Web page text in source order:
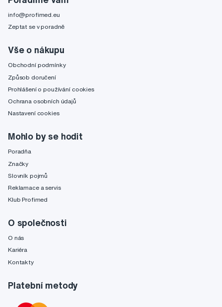
info@profimed.eu
Zeptat se v poradně
Vše o nákupu
Obchodní podmínky
Způsob doručení
Prohlášení o používání cookies
Ochrana osobních údajů
Nastavení cookies
Mohlo by se hodit
Poradňa
Značky
Slovník pojmů
Reklamace a servis
Klub Profimed
O společnosti
O nás
Kariéra
Kontakty
Platební metody